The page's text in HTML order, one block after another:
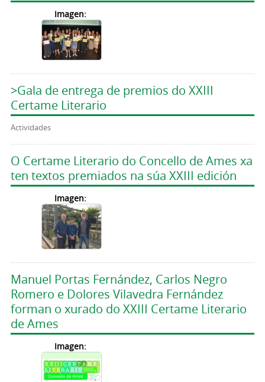
Imagen:
>Gala de entrega de premios do XXIII
Certame Literario
Actividades
O Certame Literario do Concello de Ames xa
ten textos premiados na súa XXIII edición
Imagen:
Manuel Portas Fernández, Carlos Negro
Romero e Dolores Vilavedra Fernández
forman o xurado do XXIII Certame Literario
de Ames
Imagen: